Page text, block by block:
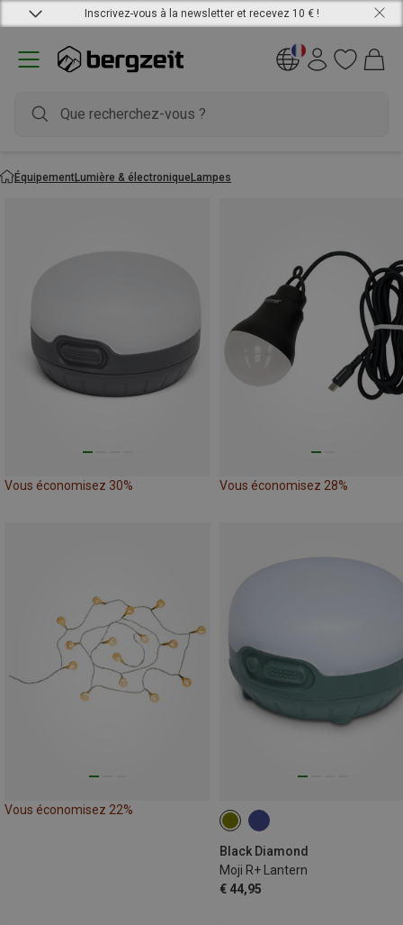
Inscrivez-vous à la newsletter et recevez 10 € !
ÉquipementLumière & électroniqueLampes
Vous économisez 30% Vous économisez 28%
Vous économisez 22%
Black Diamond
Moji R+ Lantern
€ 44,95